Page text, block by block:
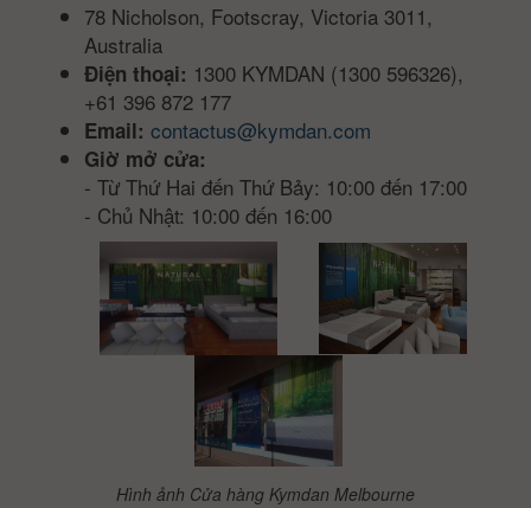
78 Nicholson, Footscray, Victoria 3011,
Australia
Điện thoại: 1300 KYMDAN (1300 596326),
+61 396 872 177
Email: contactus@kymdan.com
Giờ mở cửa:
- Từ Thứ Hai đến Thứ Bảy: 10:00 đến 17:00
- Chủ Nhật: 10:00 đến 16:00
Hình ảnh Cửa hàng Kymdan Melbourne